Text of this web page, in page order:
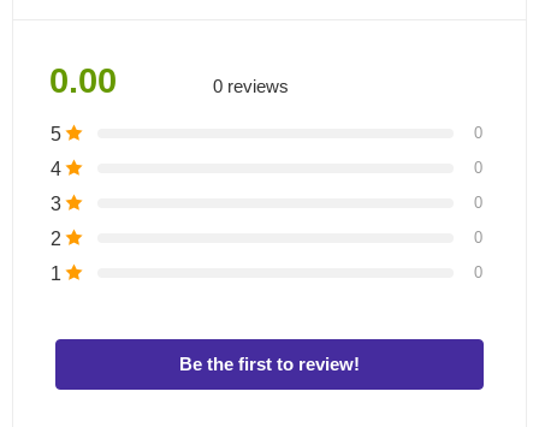
0.00 0 reviews
5 0
4 0
3 0
2 0
1 0
Be the first to review!